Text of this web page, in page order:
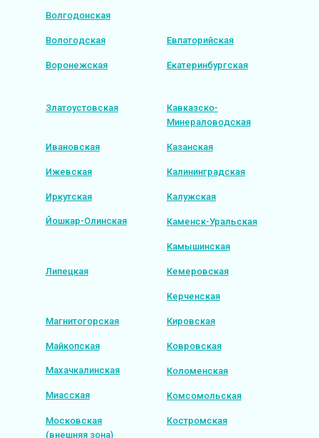
Волгодонская
Вологодская
Воронежская
Евпаторийская
Екатеринбургская
Златоустовская
Ивановская
Ижевская
Иркутская
Йошкар-Олинская
Кавказско-
Минераловодская
Казанская
Калининградская
Калужская
Каменск-Уральская
Камышинская
Кемеровская
Керченская
Кировская
Ковровская
Коломенская
Комсомольская
Костромская
Липецкая
Магнитогорская
Майкопская
Махачкалинская
Миасская
Московская
(внешняя зона)